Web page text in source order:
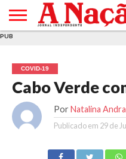
E DE
COOKIES
DE
UTILIZAÇÃO
PUB
COVID-19
Cabo Verde
Por Natalina
Publicado em 29 de